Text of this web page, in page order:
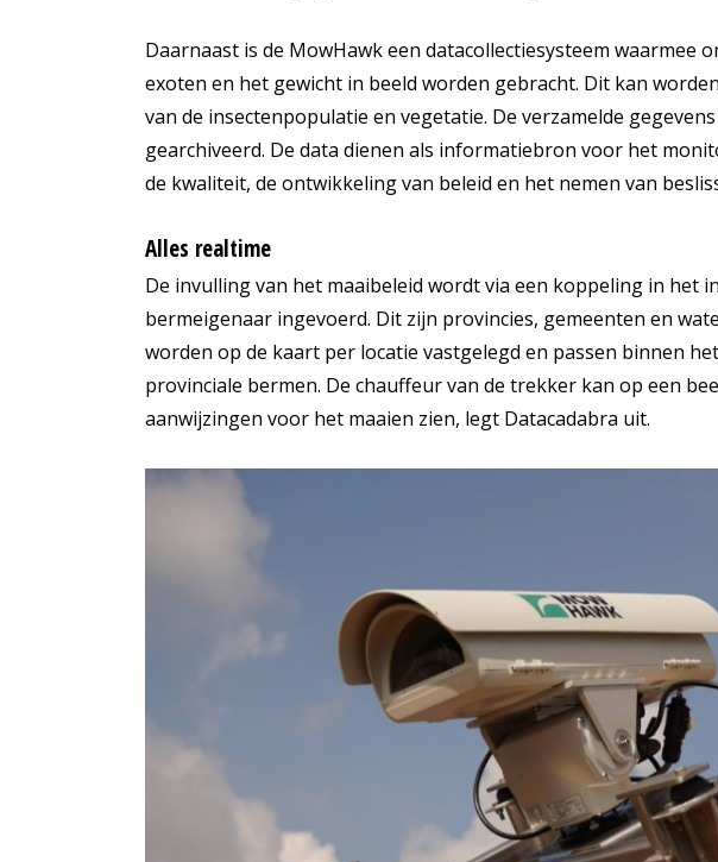
Daarnaast is de MowHawk een datacollectiesysteem waarmee
exoten en het gewicht in beeld worden gebracht. Dit kan
van de insectenpopulatie en vegetatie. De verzamelde
gearchiveerd. De data dienen als informatiebron voor het
de kwaliteit, de ontwikkeling van beleid en het nemen van
Alles realtime
De invulling van het maaibeleid wordt via een koppeling in het
bermeigenaar ingevoerd. Dit zijn provincies, gemeenten en
worden op de kaart per locatie vastgelegd en passen binnen
provinciale bermen. De chauffeur van de trekker kan op een
aanwijzingen voor het maaien zien, legt Datacadabra uit.